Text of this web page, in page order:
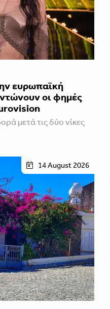
ευρωπαϊκή
οι φημές
μετά τις δύο νίκες
14 August 2026